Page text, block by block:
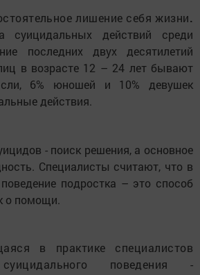
лишение себя жизни.
суицидальных действий среди
последних двух десятилетий
в возрасте 12 – 24 лет бывают
6% юношей и 10% девушек
действия.
- поиск решения, а основное
Специалисты считают, что в
подростка – это способ
о помощи.
в практике специалистов
суицидального поведения -